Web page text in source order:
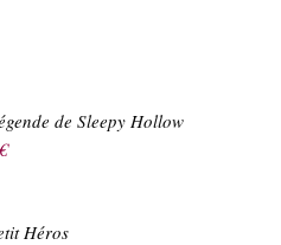
de Sleepy Hollow
€
Héros